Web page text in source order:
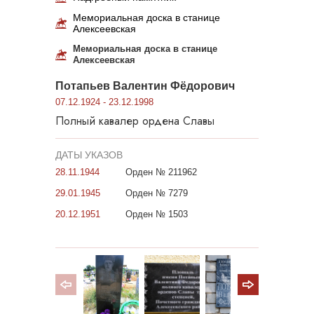
Мемориальная доска в станице
Алексеевская
Мемориальная доска в станице
Алексеевская
Потапьев Валентин Фёдорович
07.12.1924 - 23.12.1998
Полный кавалер ордена Славы
ДАТЫ УКАЗОВ
28.11.1944
Орден № 211962
29.01.1945
Орден № 7279
20.12.1951
Орден № 1503